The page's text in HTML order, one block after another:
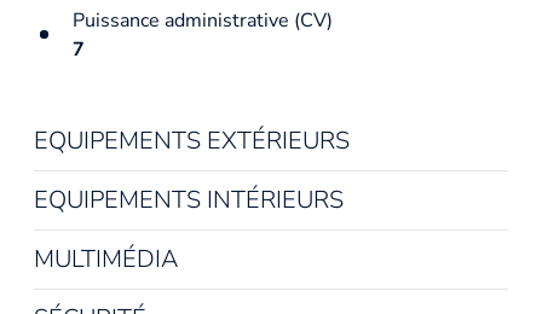
Puissance administrative (CV)
7
EQUIPEMENTS EXTÉRIEURS
EQUIPEMENTS INTÉRIEURS
MULTIMÉDIA